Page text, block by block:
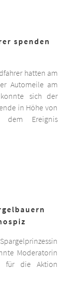
spenden
hatten am
Automeile am
sich der
in Höhe von
Ereignis
Moderatorin
für die Aktion